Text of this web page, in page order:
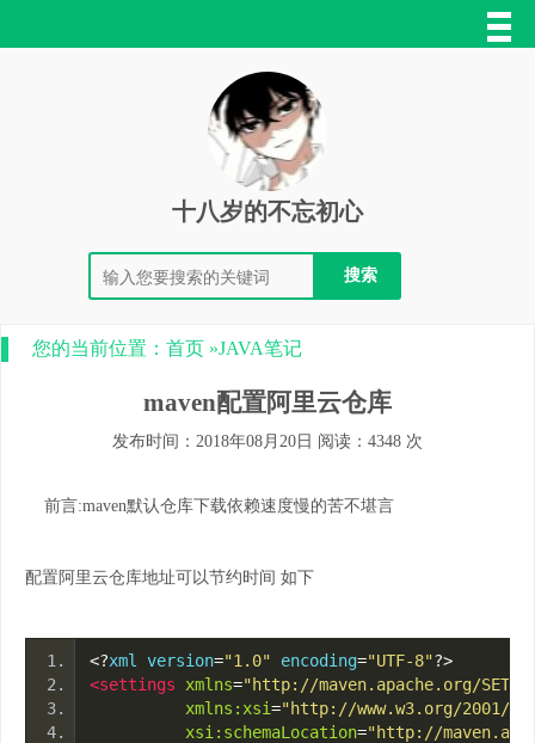
十八岁的不忘初心
您的当前位置： 首页 »JAVA笔记
maven配置阿里云仓库
发布时间：2018年08月20日 阅读：4348 次
前言:maven默认仓库下载依赖速度慢的苦不堪言
配置阿里云仓库地址可以节约时间 如下
<?xml version="1.0" encoding="UTF-8"?>
<settings
xmlns="http://maven.apache.org/
xmlns:xsi="http://www.w3.org/2001/
xsi:schemaLocation="http://